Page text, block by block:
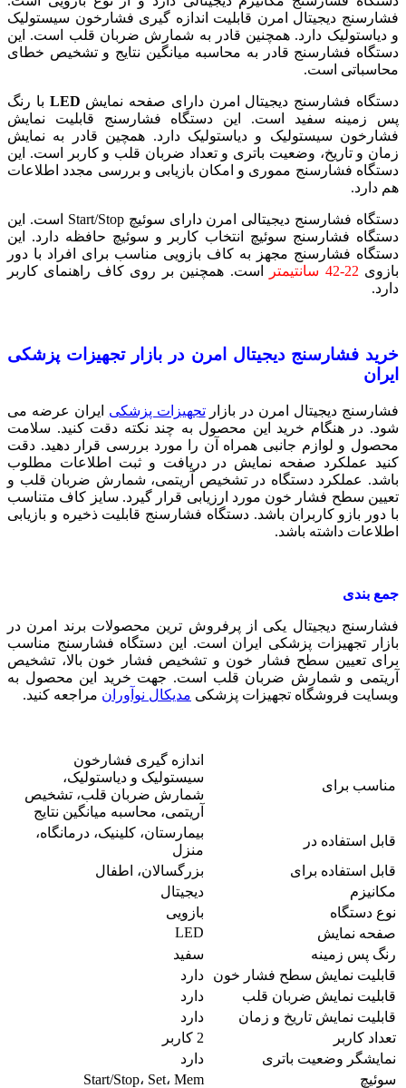
فشارسنج دیجیتال امرن قابلیت اندازه گیری فشارخون سیستولیک
و دیاستولیک دارد. همچنین قادر به شمارش ضربان قلب است. این
دستگاه فشارسنج قادر به محاسبه میانگین نتایج و تشخیص خطای
محاسباتی است.
دستگاه فشارسنج دیجیتال امرن دارای صفحه نمایش LED با رنگ
پس زمینه سفید است. این دستگاه فشارسنج قابلیت نمایش
فشارخون سیستولیک و دیاستولیک دارد. همچین قادر به نمایش
زمان و تاریخ، وضعیت باتری و تعداد ضربان قلب و کاربر است. این
دستگاه فشارسنج مموری و امکان بازیابی و بررسی مجدد اطلاعات
هم دارد.
دستگاه فشارسنج دیجیتالی امرن دارای سوئیچ Start/Stop است. این
دستگاه فشارسنج سوئیچ انتخاب کاربر و سوئیچ حافظه دارد. این
دستگاه فشارسنج مجهز به کاف بازویی مناسب برای افراد با دور
بازوی 22-42 سانتیمتر
است. همچنین بر روی کاف راهنمای کاربر
دارد.
خرید فشارسنج دیجیتال امرن در بازار تجهیزات پزشکی
ایران
فشارسنج دیجیتال امرن در بازارتجهیزات پزشکی ایران عرضه می
شود. در هنگام خرید این محصول به چند نکته دقت کنید. سلامت
محصول و لوازم جانبی همراه آن را مورد بررسی قرار دهید. دقت
کنید عملکرد صفحه نمایش در دریافت و ثبت اطلاعات مطلوب
باشد. عملکرد دستگاه در تشخیص آریتمی، شمارش ضربان قلب و
تعیین سطح فشار خون مورد ارزیابی قرار گیرد. سایز کاف متناسب
با دور بازو کاربران باشد. دستگاه فشارسنج قابلیت ذخیره و بازیابی
اطلاعات داشته باشد.
جمع بندی
فشارسنج دیجیتال یکی از پرفروش ترین محصولات برند امرن در
بازار تجهیزات پزشکی ایران است. این دستگاه فشارسنج مناسب
برای تعیین سطح فشار خون و تشخیص فشار خون بالا، تشخیص
آریتمی و شمارش ضربان قلب است. جهت خرید این محصول به
وبسایت فروشگاه تجهیزات پزشکی مدیکال نوآوران مراجعه کنید.
مناسب برای
اندازه گیری فشارخون
سیستولیک و دیاستولیک،
شمارش ضربان قلب، تشخیص
آریتمی، محاسبه میانگین نتایج
قابل استفاده در
بیمارستان، کلینیک، درمانگاه،
منزل
قابل استفاده برای
بزرگسالان، اطفال
مکانیزم
دیجیتال
نوع دستگاه
بازویی
صفحه نمایش
LED
رنگ پس زمینه
سفید
قابلیت نمایش سطح فشار خون
دارد
قابلیت نمایش ضربان قلب
دارد
قابلیت نمایش تاریخ و زمان
دارد
تعداد کاربر
2 کاربر
نمایشگر وضعیت باتری
دارد
سوئیچ
Start/Stop، Set، Mem